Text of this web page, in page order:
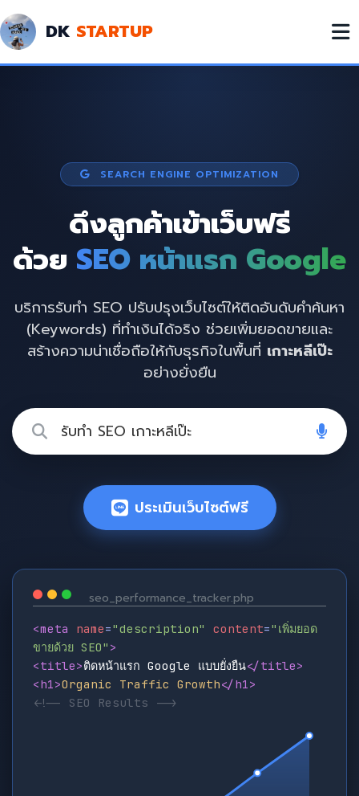
DK STARTUP
SEARCH ENGINE OPTIMIZATION
ดึงลูกค้าเข้าเว็บฟรี
ด้วย SEO หน้าแรก Google
บริการรับทำ SEO ปรับปรุงเว็บไซต์ให้ติดอันดับคำค้นหา
(Keywords) ที่ทำเงินได้จริง ช่วยเพิ่มยอดขายและ
สร้างความน่าเชื่อถือให้กับธุรกิจในพื้นที่ เกาะหลีเป๊ะ
อย่างยั่งยืน
ประเมินเว็บไซต์ฟรี
seo_performance_tracker.php
<meta name="description" content="เพิ่มยอด
ขายด้วย SEO" >
<title>ติดหน้าแรก Google แบบยั่งยืน</title>
<h1>Organic Traffic Growth</h1>
<!-- SEO Results -->